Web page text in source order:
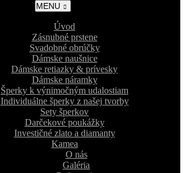
MENU
Úvod
Zásnubné prstene
Svadobné obrúčky
Dámske naušnice
Dámske retiazky & prívesky
Dámske náramky
Šperky k výnimočným udalostiam
Individuálne šperky z našej tvorby
Sety šperkov
Darčekové poukážky
Investičné zlato a diamanty
Kamea
O nás
Galéria